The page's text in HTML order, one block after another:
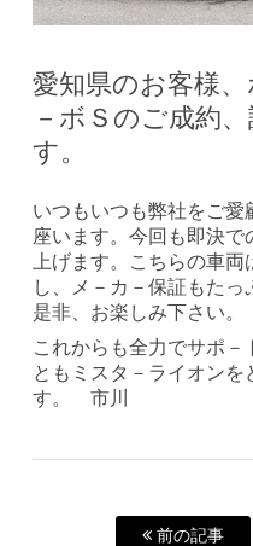
愛知県のお客様
－ボＳのご成約
す。
いつもいつも弊社をご愛
座います。今回も即決で
上げます。こちらの車
し、メ－カ－保証もたっ
是非、お楽しみ下さい。
これからも全力でサポ
ともミスタ－ライオンを
す。 市川
前の記事